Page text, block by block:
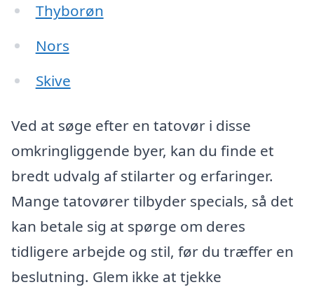
Thyborøn
Nors
Skive
Ved at søge efter en tatovør i disse
omkringliggende byer, kan du finde et
bredt udvalg af stilarter og erfaringer.
Mange tatovører tilbyder specials, så det
kan betale sig at spørge om deres
tidligere arbejde og stil, før du træffer en
beslutning. Glem ikke at tjekke